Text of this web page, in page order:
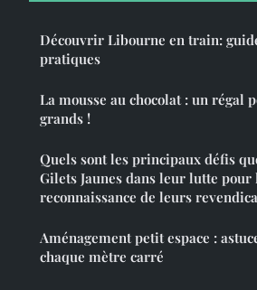
Découvrir Libourne en train:
pratiques
La mousse au chocolat : un régal
grands !
Quels sont les principaux défis
Gilets Jaunes dans leur lutte pour
reconnaissance de leurs
Aménagement petit espace :
chaque mètre carré